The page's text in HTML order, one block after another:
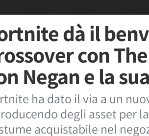
dà il
con
Negan e la
ha dato il via a un
degli asset per
acquistabile nel